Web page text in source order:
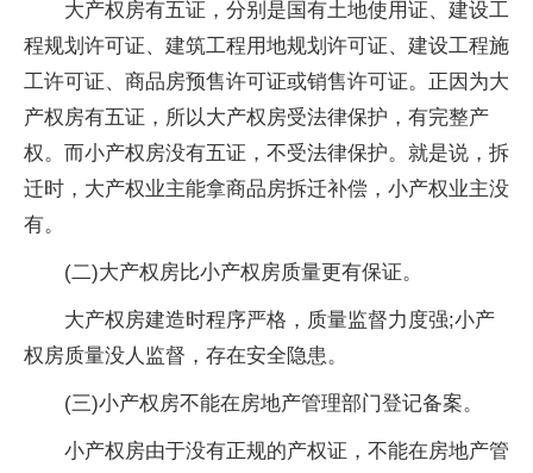
大产权房有五证，分别是国有土地使用证、建设工
程规划许可证、建筑工程用地规划许可证、建设工程施
工许可证、商品房预售许可证或销售许可证。正因为大
产权房有五证，所以大产权房受法律保护，有完整产
权。而小产权房没有五证，不受法律保护。就是说，拆
迁时，大产权业主能拿商品房拆迁补偿，小产权业主没
有。
(二)大产权房比小产权房质量更有保证。
大产权房建造时程序严格，质量监督力度强;小产
权房质量没人监督，存在安全隐患。
(三)小产权房不能在房地产管理部门登记备案。
小产权房由于没有正规的产权证，不能在房地产管